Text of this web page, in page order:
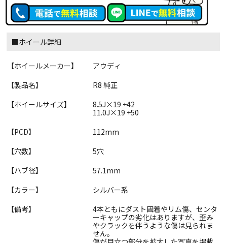
■ホイール詳細
【ホイールメーカー】
アウディ
【製品名】
R8 純正
【ホイールサイズ】
8.5J×19 +42
11.0J×19 +50
【PCD】
112mm
【穴数】
5穴
【ハブ径】
57.1mm
【カラー】
シルバー系
【備考】
4本ともにダスト固着やリム傷、センタ
ーキャップの劣化はありますが、歪み
やクラックを伴うような傷は見られま
せん。